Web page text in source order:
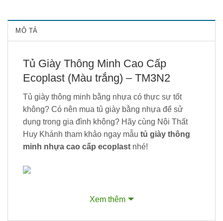
MÔ TẢ
Tủ Giày Thông Minh Cao Cấp
Ecoplast (Màu trắng) – TM3N2
Tủ giày thông minh bằng nhựa có thực sự tốt
không? Có nên mua tủ giày bằng nhựa để sử
dụng trong gia đình không? Hãy cùng Nội Thất
Huy Khánh tham khảo ngay mẫu tủ giày thông
minh nhựa cao cấp ecoplast nhé!
Xem thêm